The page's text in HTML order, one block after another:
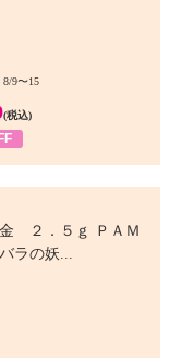
9〜15
(税込)
２．５ｇ ＰＡＭ
ラの妖...